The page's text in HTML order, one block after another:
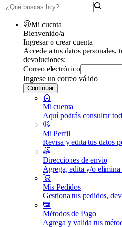
Mi cuenta
Bienvenido/a
Ingresar o crear cuenta
Accede a tus datos personales,
devoluciones:
Correo electrónico
Ingrese un correo válido
Continuar
Mi cuenta
Aquí podrás consultar
Mi Perfil
Revisa y edita tus datos
Direcciones de envio
Agrega, edita y/o elimina
Mis Pedidos
Gestiona tus pedidos,
Métodos de Pago
Agrega y valida tus